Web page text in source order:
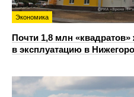
Экономика
Почти 1,8 млн
в эксплуатацию в